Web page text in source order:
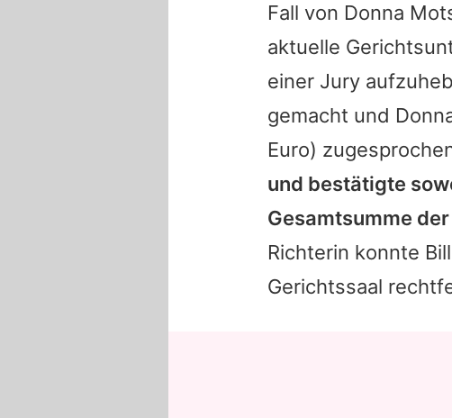
Fall von Donna
aktuelle
einer Jury
gemacht und
Euro)
und bestätigte
Gesamtsumme
Richterin konnte
Gerichtssaal